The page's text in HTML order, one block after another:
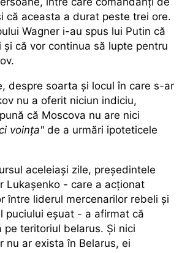
că aceasta a durat peste trei ore.
Wagner i-au spus lui Putin că
şi că vor continua să lupte pentru
despre soarta şi locul în care s-ar
nu a oferit niciun indiciu,
că Moscova nu are nici
voinţa" de a urmări ipoteticele
aceleiaşi zile, preşedintele
Lukaşenko - care a acţionat
între liderul mercenarilor rebeli şi
puciului eşuat - a afirmat că
pe teritoriul belarus. Şi nici
nu ar exista în Belarus, ei